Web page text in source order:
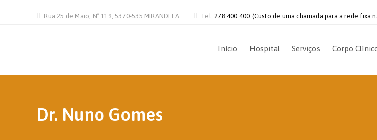
Rua 25 de Maio, Nº 119, 5370-535 MIRANDELA Tel:278 400 400 (Custo de uma chamada para a rede fixa
Início Hospital Serviços Corpo
Dr. Nuno Gomes